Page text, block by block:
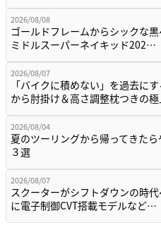
2026/08/08
ゴールドフレームからシックな
ミドルスーパーネイキッド202…
2026/08/07
「バイクに積めない」を過去に
から肘掛け＆高さ調整枕つきの
2026/08/04
夏のツーリングから帰ってきた
３選
2026/08/07
スクーターがシフトダウンの時
に電子制御CVT搭載モデルなど…